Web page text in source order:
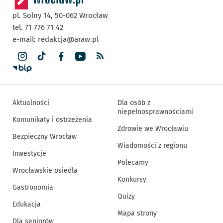
pl. Solny 14, 50-062 Wrocław
tel. 71 776 71 42
e-mail: redakcja@araw.pl
Aktualności
Komunikaty i ostrzeżenia
Bezpieczny Wrocław
Inwestycje
Wrocławskie osiedla
Gastronomia
Edukacja
Dla seniorów
Dla osób z
niepełnosprawnościami
Zdrowie we Wrocławiu
Wiadomości z regionu
Polecamy
Konkursy
Quizy
Mapa strony